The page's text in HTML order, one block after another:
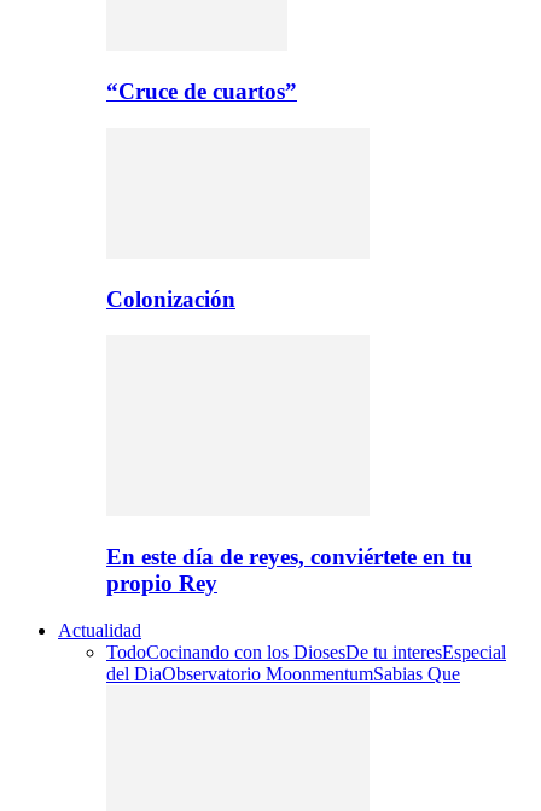
“Cruce de cuartos”
Colonización
En este día de reyes, conviértete en tu
propio Rey
Actualidad
TodoCocinando con los DiosesDe tu interesEspecial
del DiaObservatorio MoonmentumSabias Que